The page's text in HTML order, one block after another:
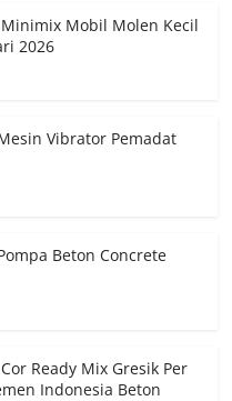
Mobil Molen Kecil
2026
Vibrator Pemadat
Beton Concrete
Ready Mix Gresik Per
Indonesia Beton